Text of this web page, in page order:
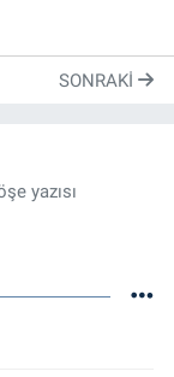
SONRAKI
yazısı